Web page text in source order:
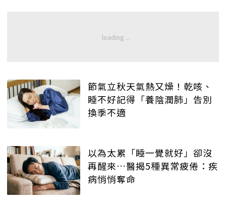
節氣立秋天氣熱又燥！乾咳、
睡不好記得「養陰潤肺」告別
換季不適
以為太累「睡一覺就好」卻沒
再醒來…醫揭5種異常疲倦：疾
病悄悄奪命